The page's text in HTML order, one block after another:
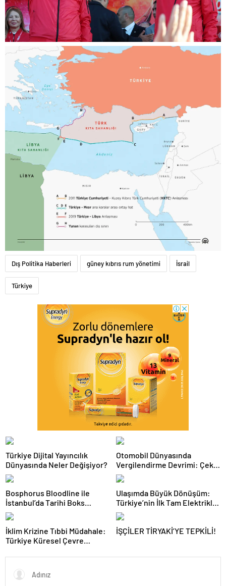
Dış Politika Haberleri güney kıbrıs rum yönetimi İsrail
Türkiye
Türkiye Dijital Yayıncılık
Dünyasında Neler Değişiyor?
Otomobil Dünyasında
Vergilendirme Devrimi: Çekiş
Sistemleri ve Yeni Dönem
Bosphorus Bloodline ile
İstanbul’da Tarihi Boks
Gecesi
Ulaşımda Büyük Dönüşüm:
Türkiye’nin İlk Tam Elektrikli
Akaryakıt İstasyonu Deneyimi
İklim Krizine Tıbbi Müdahale:
Türkiye Küresel Çevre
Değiştirdi?
İŞÇİLER TİRYAKİ’YE TEPKİLİ!